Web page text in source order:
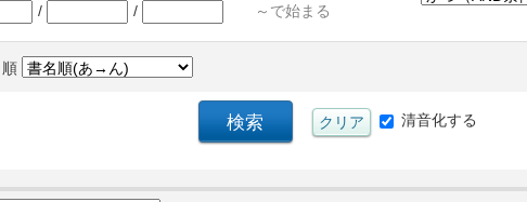
/ / ～で始まる
清音化する